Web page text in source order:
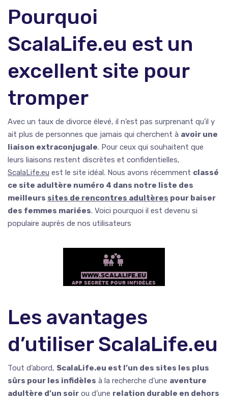
Pourquoi
ScalaLife.eu est un
excellent site pour
tromper
Avec un taux de divorce élevé, il n’est pas surprenant qu’il y
ait plus de personnes que jamais qui cherchent à avoir une
liaison extraconjugale. Pour ceux qui souhaitent que
leurs liaisons restent discrètes et confidentielles,
ScalaLife.eu est le site idéal. Nous avons récemment classé
ce site adultère numéro 4 dans notre liste des
meilleurs sites de rencontres adultères pour baiser
des femmes mariées. Voici pourquoi il est devenu si
populaire auprès de nos utilisateurs
Les avantages
d’utiliser ScalaLife.eu
Tout d’abord, ScalaLife.eu est l’un des sites les plus
sûrs pour les infidèles à la recherche d’une aventure
adultère d’un soir ou d’une relation durable en dehors